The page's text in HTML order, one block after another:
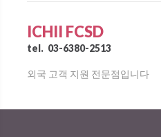
ICHII FCSD
tel. 03-6380-2513
외국 고객 지원 전문점입니다